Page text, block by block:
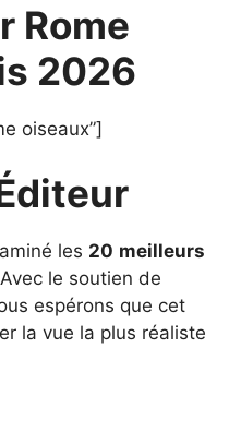
Rome
2026
oiseaux”]
les 20 meilleurs
le soutien de
espérons que cet
la vue la plus réaliste